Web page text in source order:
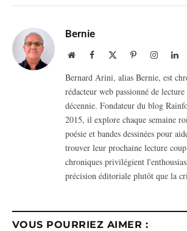
Bernie
WebsiteFacebook PinterestInstagram
Bernard Arini, alias Bernie, est
rédacteur web passionné de
décennie. Fondateur du blog
2015, il explore chaque semaine
poésie et bandes dessinées pour
trouver leur prochaine lecture
chroniques privilégient
précision éditoriale plutôt que la
VOUS POURRIEZ AIMER :